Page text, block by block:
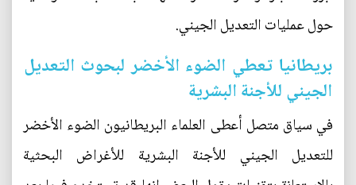
حول عمليات التعديل الجيني.
بريطانيا تعطي الضوء الأخضر لبحوث التعديل
الجيني للأجنة البشرية
في سياق متصل أعطى العلماء البريطانيون الضوء الأخضر
للتعديل الجيني للأجنة البشرية للأغراض البحثية